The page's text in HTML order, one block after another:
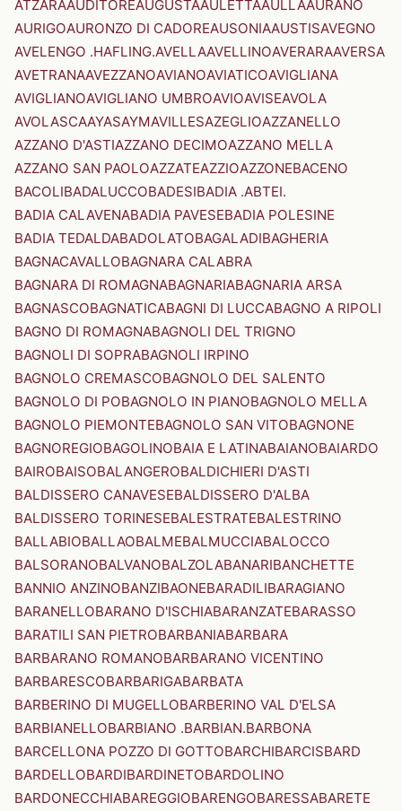
ATZARAAUDITOREAUGUSTAAULETTAAULLAAURANO
AURIGOAURONZO DI CADOREAUSONIAAUSTISAVEGNO
AVELENGO .HAFLING.AVELLAAVELLINOAVERARAAVERSA
AVETRANAAVEZZANOAVIANOAVIATICOAVIGLIANA
AVIGLIANOAVIGLIANO UMBROAVIOAVISEAVOLA
AVOLASCAAYASAYMAVILLESAZEGLIOAZZANELLO
AZZANO D'ASTIAZZANO DECIMOAZZANO MELLA
AZZANO SAN PAOLOAZZATEAZZIOAZZONEBACENO
BACOLIBADALUCCOBADESIBADIA .ABTEI.
BADIA CALAVENABADIA PAVESEBADIA POLESINE
BADIA TEDALDABADOLATOBAGALADIBAGHERIA
BAGNACAVALLOBAGNARA CALABRA
BAGNARA DI ROMAGNABAGNARIABAGNARIA ARSA
BAGNASCOBAGNATICABAGNI DI LUCCABAGNO A RIPOLI
BAGNO DI ROMAGNABAGNOLI DEL TRIGNO
BAGNOLI DI SOPRABAGNOLI IRPINO
BAGNOLO CREMASCOBAGNOLO DEL SALENTO
BAGNOLO DI POBAGNOLO IN PIANOBAGNOLO MELLA
BAGNOLO PIEMONTEBAGNOLO SAN VITOBAGNONE
BAGNOREGIOBAGOLINOBAIA E LATINABAIANOBAIARDO
BAIROBAISOBALANGEROBALDICHIERI D'ASTI
BALDISSERO CANAVESEBALDISSERO D'ALBA
BALDISSERO TORINESEBALESTRATEBALESTRINO
BALLABIOBALLAOBALMEBALMUCCIABALOCCO
BALSORANOBALVANOBALZOLABANARIBANCHETTE
BANNIO ANZINOBANZIBAONEBARADILIBARAGIANO
BARANELLOBARANO D'ISCHIABARANZATEBARASSO
BARATILI SAN PIETROBARBANIABARBARA
BARBARANO ROMANOBARBARANO VICENTINO
BARBARESCOBARBARIGABARBATA
BARBERINO DI MUGELLOBARBERINO VAL D'ELSA
BARBIANELLOBARBIANO .BARBIAN.BARBONA
BARCELLONA POZZO DI GOTTOBARCHIBARCISBARD
BARDELLOBARDIBARDINETOBARDOLINO
BARDONECCHIABAREGGIOBARENGOBARESSABARETE